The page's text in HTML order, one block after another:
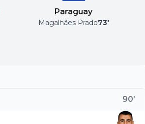
Paraguay
Magalhães Prado73'
90’